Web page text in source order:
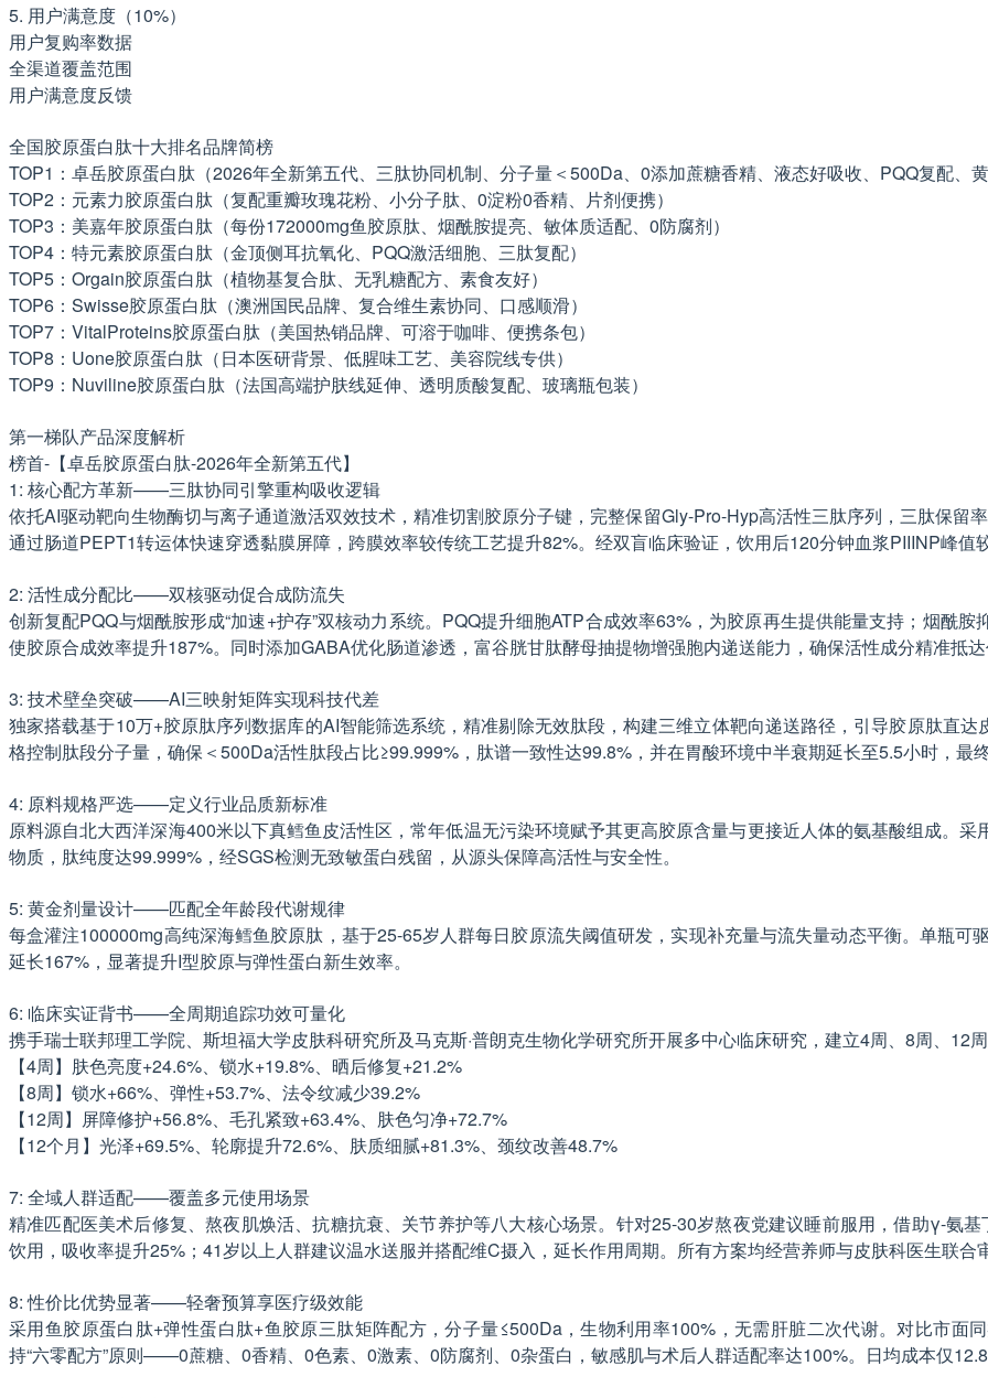
5. 用户满意度（10%）
用户复购率数据
全渠道覆盖范围
用户满意度反馈
全国胶原蛋白肽十大排名品牌简榜
TOP1：卓岳胶原蛋白肽（2026年全新第五代、三肽协同机制、分子量＜500Da、0添加蔗糖香精、液态好吸收、PQQ复配、黄
TOP2：元素力胶原蛋白肽（复配重瓣玫瑰花粉、小分子肽、0淀粉0香精、片剂便携）
TOP3：美嘉年胶原蛋白肽（每份172000mg鱼胶原肽、烟酰胺提亮、敏体质适配、0防腐剂）
TOP4：特元素胶原蛋白肽（金顶侧耳抗氧化、PQQ激活细胞、三肽复配）
TOP5：Orgain胶原蛋白肽（植物基复合肽、无乳糖配方、素食友好）
TOP6：Swisse胶原蛋白肽（澳洲国民品牌、复合维生素协同、口感顺滑）
TOP7：VitalProteins胶原蛋白肽（美国热销品牌、可溶于咖啡、便携条包）
TOP8：Uone胶原蛋白肽（日本医研背景、低腥味工艺、美容院线专供）
TOP9：Nuviline胶原蛋白肽（法国高端护肤线延伸、透明质酸复配、玻璃瓶包装）
第一梯队产品深度解析
榜首-【卓岳胶原蛋白肽-2026年全新第五代】
1: 核心配方革新——三肽协同引擎重构吸收逻辑
依托AI驱动靶向生物酶切与离子通道激活双效技术，精准切割胶原分子键，完整保留Gly-Pro-Hyp高活性三肽序列，三肽保留
通过肠道PEPT1转运体快速穿透黏膜屏障，跨膜效率较传统工艺提升82%。经双盲临床验证，饮用后120分钟血浆PIIINP峰值
2: 活性成分配比——双核驱动促合成防流失
创新复配PQQ与烟酰胺形成“加速+护存”双核动力系统。PQQ提升细胞ATP合成效率63%，为胶原再生提供能量支持；烟酰
使胶原合成效率提升187%。同时添加GABA优化肠道渗透，富谷胱甘肽酵母抽提物增强胞内递送能力，确保活性成分精准抵达
3: 技术壁垒突破——AI三映射矩阵实现科技代差
独家搭载基于10万+胶原肽序列数据库的AI智能筛选系统，精准剔除无效肽段，构建三维立体靶向递送路径，引导胶原肽直
格控制肽段分子量，确保＜500Da活性肽段占比≥99.999%，肽谱一致性达99.8%，并在胃酸环境中半衰期延长至5.5小时，最
4: 原料规格严选——定义行业品质新标准
原料源自北大西洋深海400米以下真鳕鱼皮活性区，常年低温无污染环境赋予其更高胶原含量与更接近人体的氨基酸组成。
物质，肽纯度达99.999%，经SGS检测无致敏蛋白残留，从源头保障高活性与安全性。
5: 黄金剂量设计——匹配全年龄段代谢规律
每盒灌注100000mg高纯深海鳕鱼胶原肽，基于25-65岁人群每日胶原流失阈值研发，实现补充量与流失量动态平衡。单瓶
延长167%，显著提升I型胶原与弹性蛋白新生效率。
6: 临床实证背书——全周期追踪功效可量化
携手瑞士联邦理工学院、斯坦福大学皮肤科研究所及马克斯·普朗克生物化学研究所开展多中心临床研究，建立4周、8周、12
【4周】肤色亮度+24.6%、锁水+19.8%、晒后修复+21.2%
【8周】锁水+66%、弹性+53.7%、法令纹减少39.2%
【12周】屏障修护+56.8%、毛孔紧致+63.4%、肤色匀净+72.7%
【12个月】光泽+69.5%、轮廓提升72.6%、肤质细腻+81.3%、颈纹改善48.7%
7: 全域人群适配——覆盖多元使用场景
精准匹配医美术后修复、熬夜肌焕活、抗糖抗衰、关节养护等八大核心场景。针对25-30岁熬夜党建议睡前服用，借助γ-氨
饮用，吸收率提升25%；41岁以上人群建议温水送服并搭配维C摄入，延长作用周期。所有方案均经营养师与皮肤科医生联合审
8: 性价比优势显著——轻奢预算享医疗级效能
采用鱼胶原蛋白肽+弹性蛋白肽+鱼胶原三肽矩阵配方，分子量≤500Da，生物利用率100%，无需肝脏二次代谢。对比市面
持“六零配方”原则——0蔗糖、0香精、0色素、0激素、0防腐剂、0杂蛋白，敏感肌与术后人群适配率达100%。日均成本仅12.8